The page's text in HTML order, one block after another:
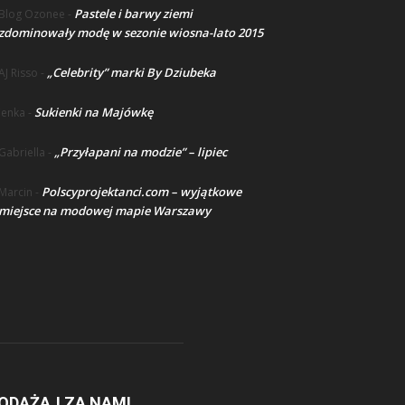
Blog Ozonee - Pastele i barwy ziemi
modę w sezonie wiosna-lato 2015
Risso - „Celebrity” marki By Dziubeka
lenka - Sukienki na Majówkę
Gabriella - „Przyłapani na modzie” – lipiec
Marcin - Polscyprojektanci.com – wyjątkowe
miejsce na modowej mapie Warszawy